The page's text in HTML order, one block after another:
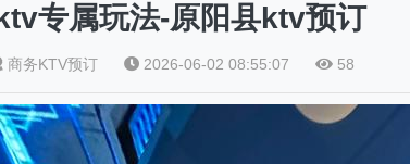
专属玩法-原阳县ktv预订
商务KTV预订 2026-06-02 08:55:07 58